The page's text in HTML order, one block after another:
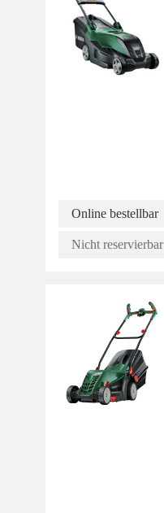
Online bestellbar
Nicht reservierbar